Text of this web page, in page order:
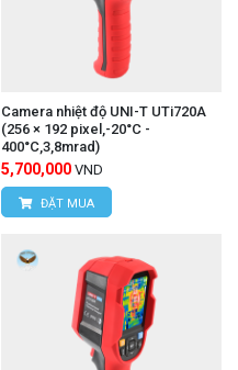
Camera nhiệt độ UNI-T UTi720A
(256 × 192 pixel,-20°C -
400°C,3,8mrad)
5,700,000 VND
ĐẶT MUA